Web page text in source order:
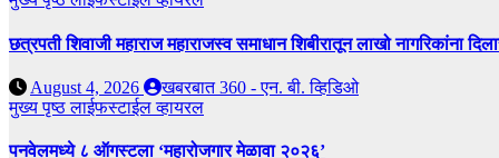
छत्रपती शिवाजी महाराज महाराजस्व समाधान शिबीरातून लाखो नागरिकांना
August 4, 2026
खबरबात 360 - एन. बी. व्हिडिओ
मुख्य पृष्ठलाईफस्टाईलव्हायरल
पनवेलमध्ये ८ ऑगस्टला ‘महारोजगार मेळावा २०२६’